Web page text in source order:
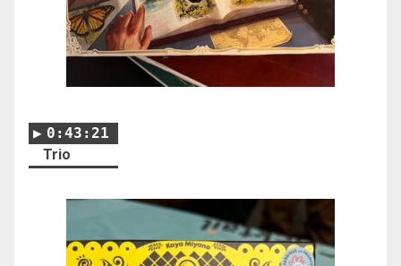
0:43:21
Trio